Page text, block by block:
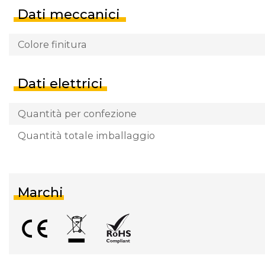
Dati meccanici
Colore finitura
Dati elettrici
Quantità per confezione
Quantità totale imballaggio
Marchi